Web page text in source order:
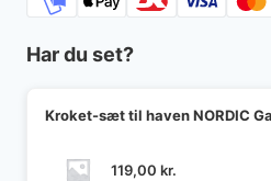
Har du set?
Kroket-sæt til haven NORDIC
119,00 kr.